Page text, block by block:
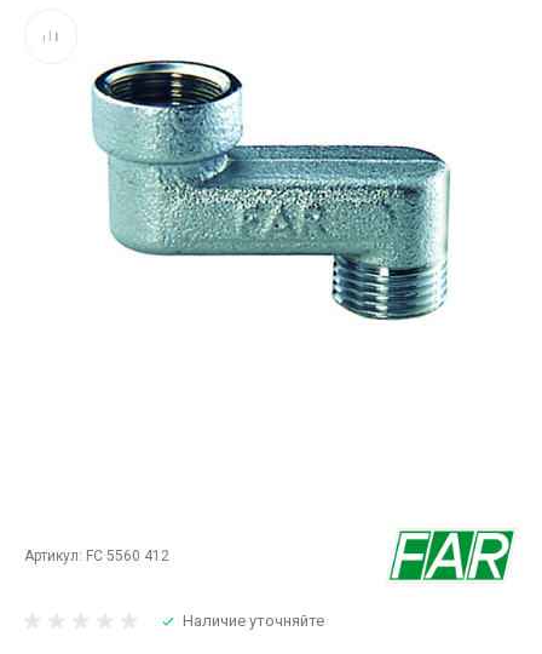
Артикул: FC 5560 412
Наличие уточняйте